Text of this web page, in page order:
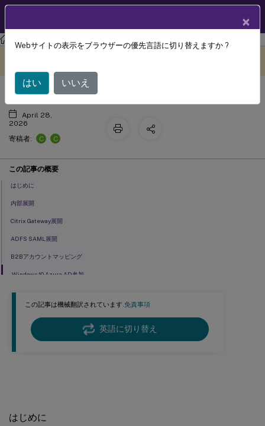
フェデレーション認証サービス フェデレーション認証サービス
この記事は機械翻訳されています.免責事項
英語に切り替え
はじめに
展開アーキテクチャ
April 28,
2026
寄稿者:
C C
この記事の概要
はじめに
内部展開
Citrix Gateway展開
ADFS SAML展開
B2Bアカウントマッピング
Windows 10 Azure AD参加
×
Webサイトの表示をブラウザーの優先言語に切り替えますか ?
はい いいえ